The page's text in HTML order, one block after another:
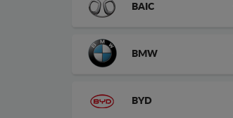
BAIC
BMW
BYD